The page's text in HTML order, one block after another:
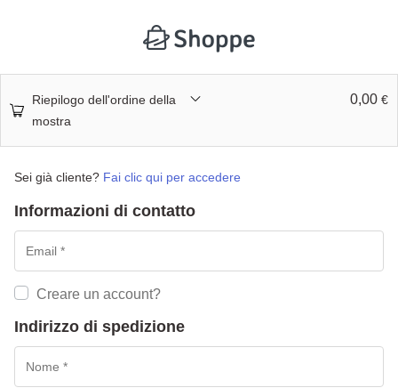
Riepilogo dell'ordine della
mostra
0,00 €
Sei già cliente? Fai clic qui per accedere
Informazioni di contatto
Creare un account?
Indirizzo di spedizione